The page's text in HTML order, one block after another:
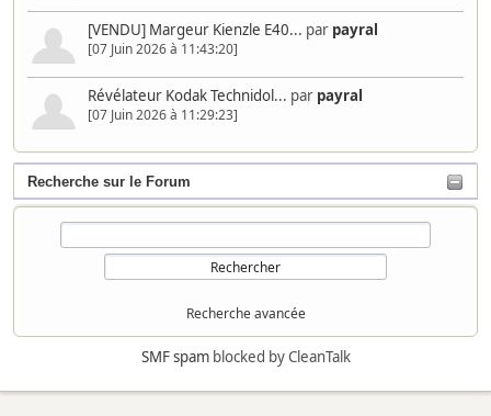
[VENDU] Margeur Kienzle E40... par payral
[07 Juin 2026 à 11:43:20]
Révélateur Kodak Technidol... par payral
[07 Juin 2026 à 11:29:23]
Recherche sur le Forum
Recherche avancée
SMF spamblocked by CleanTalk